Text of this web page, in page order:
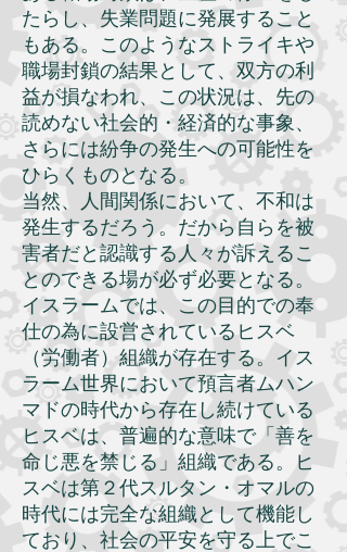
たらし、失業問題に発展すること
もある。このようなストライキや
職場封鎖の結果として、双方の利
益が損なわれ、この状況は、先の
読めない社会的・経済的な事象、
さらには紛争の発生への可能性を
ひらくものとなる。
当然、人間関係において、不和は
発生するだろう。だから自らを被
害者だと認識する人々が訴えるこ
とのできる場が必ず必要となる。
イスラームでは、この目的での奉
仕の為に設営されているヒスベ
（労働者）組織が存在する。イス
ラーム世界において預言者ムハン
マドの時代から存在し続けている
ヒスベは、普遍的な意味で「善を
命じ悪を禁じる」組織である。ヒ
スベは第２代スルタン・オマルの
時代には完全な組織として機能し
ており、社会の平安を守る上でこ